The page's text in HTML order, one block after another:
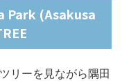
Park (Asakusa
リーを見ながら隅田